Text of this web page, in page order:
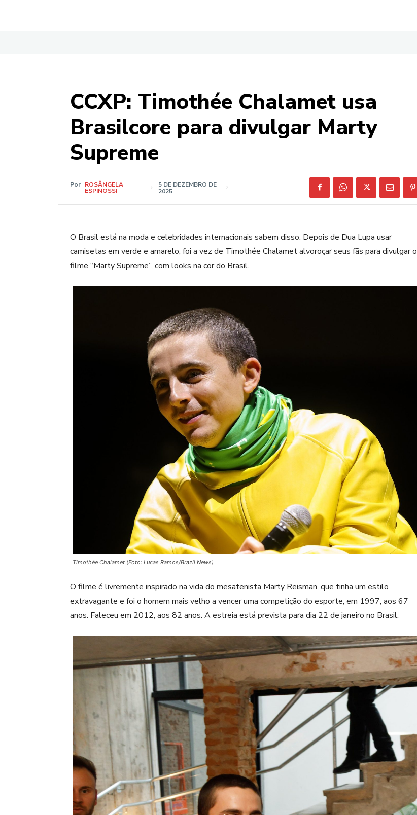
CCXP: Timothée Chalamet usa
Brasilcore para divulgar Marty
Supreme
Por ROSÂNGELA
ESPINOSSI
5 DE DEZEMBRO DE
2025
O Brasil está na moda e celebridades internacionais sabem disso. Depois de Dua Lupa usar
camisetas em verde e amarelo, foi a vez de Timothée Chalamet alvoroçar seus fãs para divulgar o
filme “Marty Supreme”, com looks na cor do Brasil.
Timothée Chalamet (Foto: Lucas Ramos/Brazil News)
O filme é livremente inspirado na vida do mesatenista Marty Reisman, que tinha um estilo
extravagante e foi o homem mais velho a vencer uma competição do esporte, em 1997, aos 67
anos. Faleceu em 2012, aos 82 anos. A estreia está prevista para dia 22 de janeiro no Brasil.